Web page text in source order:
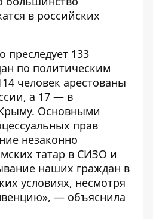
в российских
преследует 133
по политическим
человек арестованы
а 17 — в
Основными
прав
незаконно
татар в СИЗО и
наших граждан в
условиях, несмотря
— объяснила